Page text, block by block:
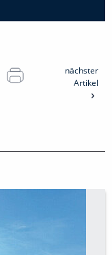
nächster
Artikel